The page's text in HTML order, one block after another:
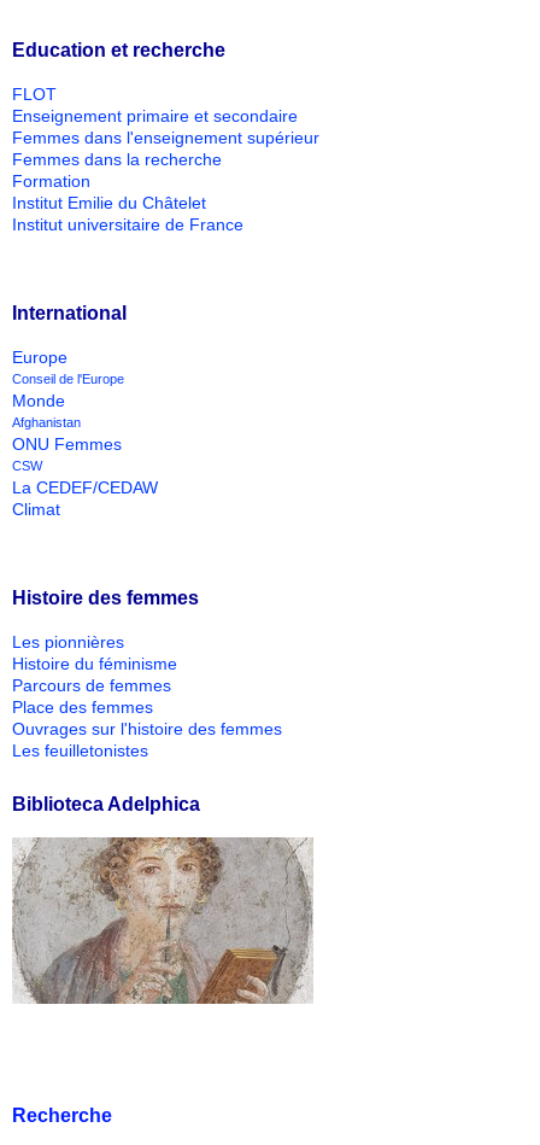
Education et recherche
FLOT
Enseignement primaire et secondaire
Femmes dans l'enseignement supérieur
Femmes dans la recherche
Formation
Institut Emilie du Châtelet
Institut universitaire de France
International
Europe
Conseil de l'Europe
Monde
Afghanistan
ONU Femmes
CSW
La CEDEF/CEDAW
Climat
Histoire des femmes
Les pionnières
Histoire du féminisme
Parcours de femmes
Place des femmes
Ouvrages sur l'histoire des femmes
Les feuilletonistes
Biblioteca Adelphica
Recherche